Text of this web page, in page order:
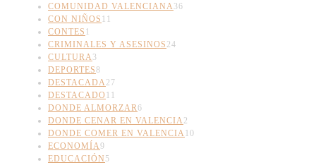
COMUNIDAD VALENCIANA36
CON NIÑOS 11
CONTES 1
CRIMINALES Y ASESINOS 24
CULTURA3
DEPORTES8
DESTACADA27
DESTACADO 11
DONDE ALMORZAR6
DONDE CENAR EN VALENCIA2
DONDE COMER EN VALENCIA10
ECONOMÍA9
EDUCACIÓN 5